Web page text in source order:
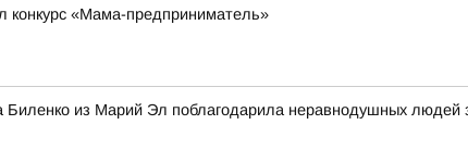
конкурс «Мама-предприниматель»
из Марий Эл поблагодарила неравнодушных людей